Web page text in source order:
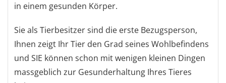
in einem gesunden Körper.
Sie als Tierbesitzer sind die erste Bezugsperson,
Ihnen zeigt Ihr Tier den Grad seines Wohlbefindens
und SIE können schon mit wenigen kleinen Dingen
massgeblich zur Gesunderhaltung Ihres Tieres